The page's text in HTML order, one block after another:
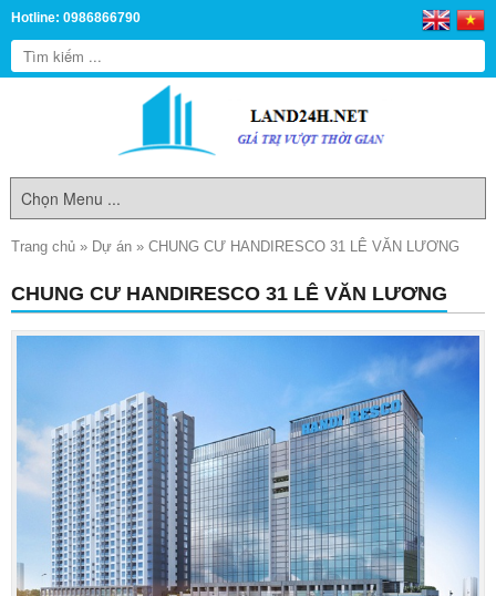
Hotline: 0986866790
Trang chủ » Dự án » CHUNG CƯ HANDIRESCO 31 LÊ VĂN LƯƠNG
CHUNG CƯ HANDIRESCO 31 LÊ VĂN LƯƠNG